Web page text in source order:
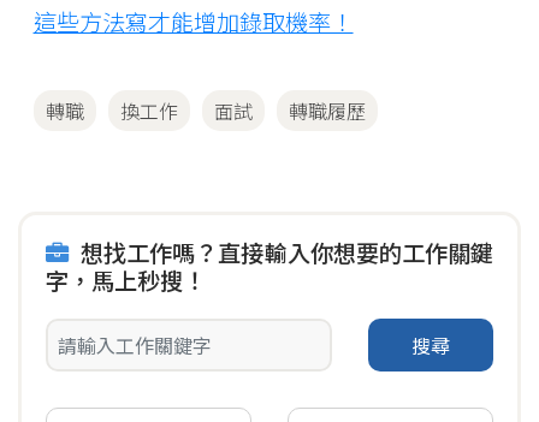
這些方法寫才能增加錄取機率！
轉職 換工作 面試 轉職履歷
想找工作嗎？直接輸入你想要的工作關鍵
字，馬上秒搜！
搜尋